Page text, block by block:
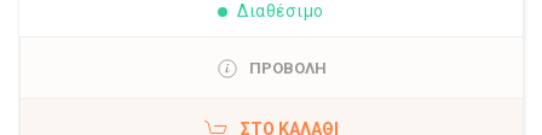
Διαθέσιμο
ΠΡΟΒΟΛΗ
ΣΤΟ ΚΑΛΆΘΙ